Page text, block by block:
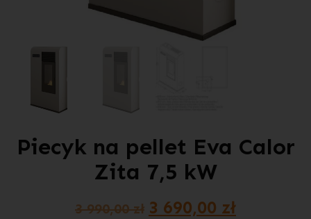
Piecyk na pellet Eva Calor
Zita 7,5 kW
3 990,00zł 3 690,00 zł